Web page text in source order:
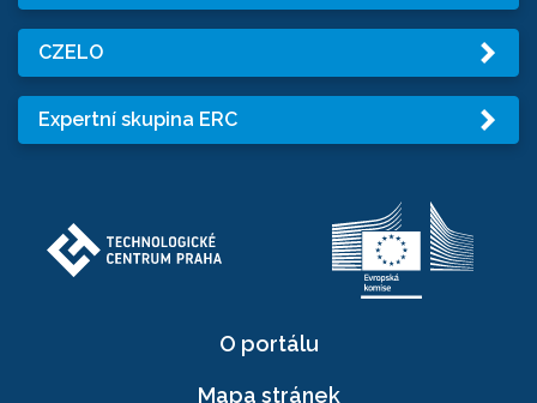
CZELO
Expertní skupina ERC
O portálu
Mapa stránek